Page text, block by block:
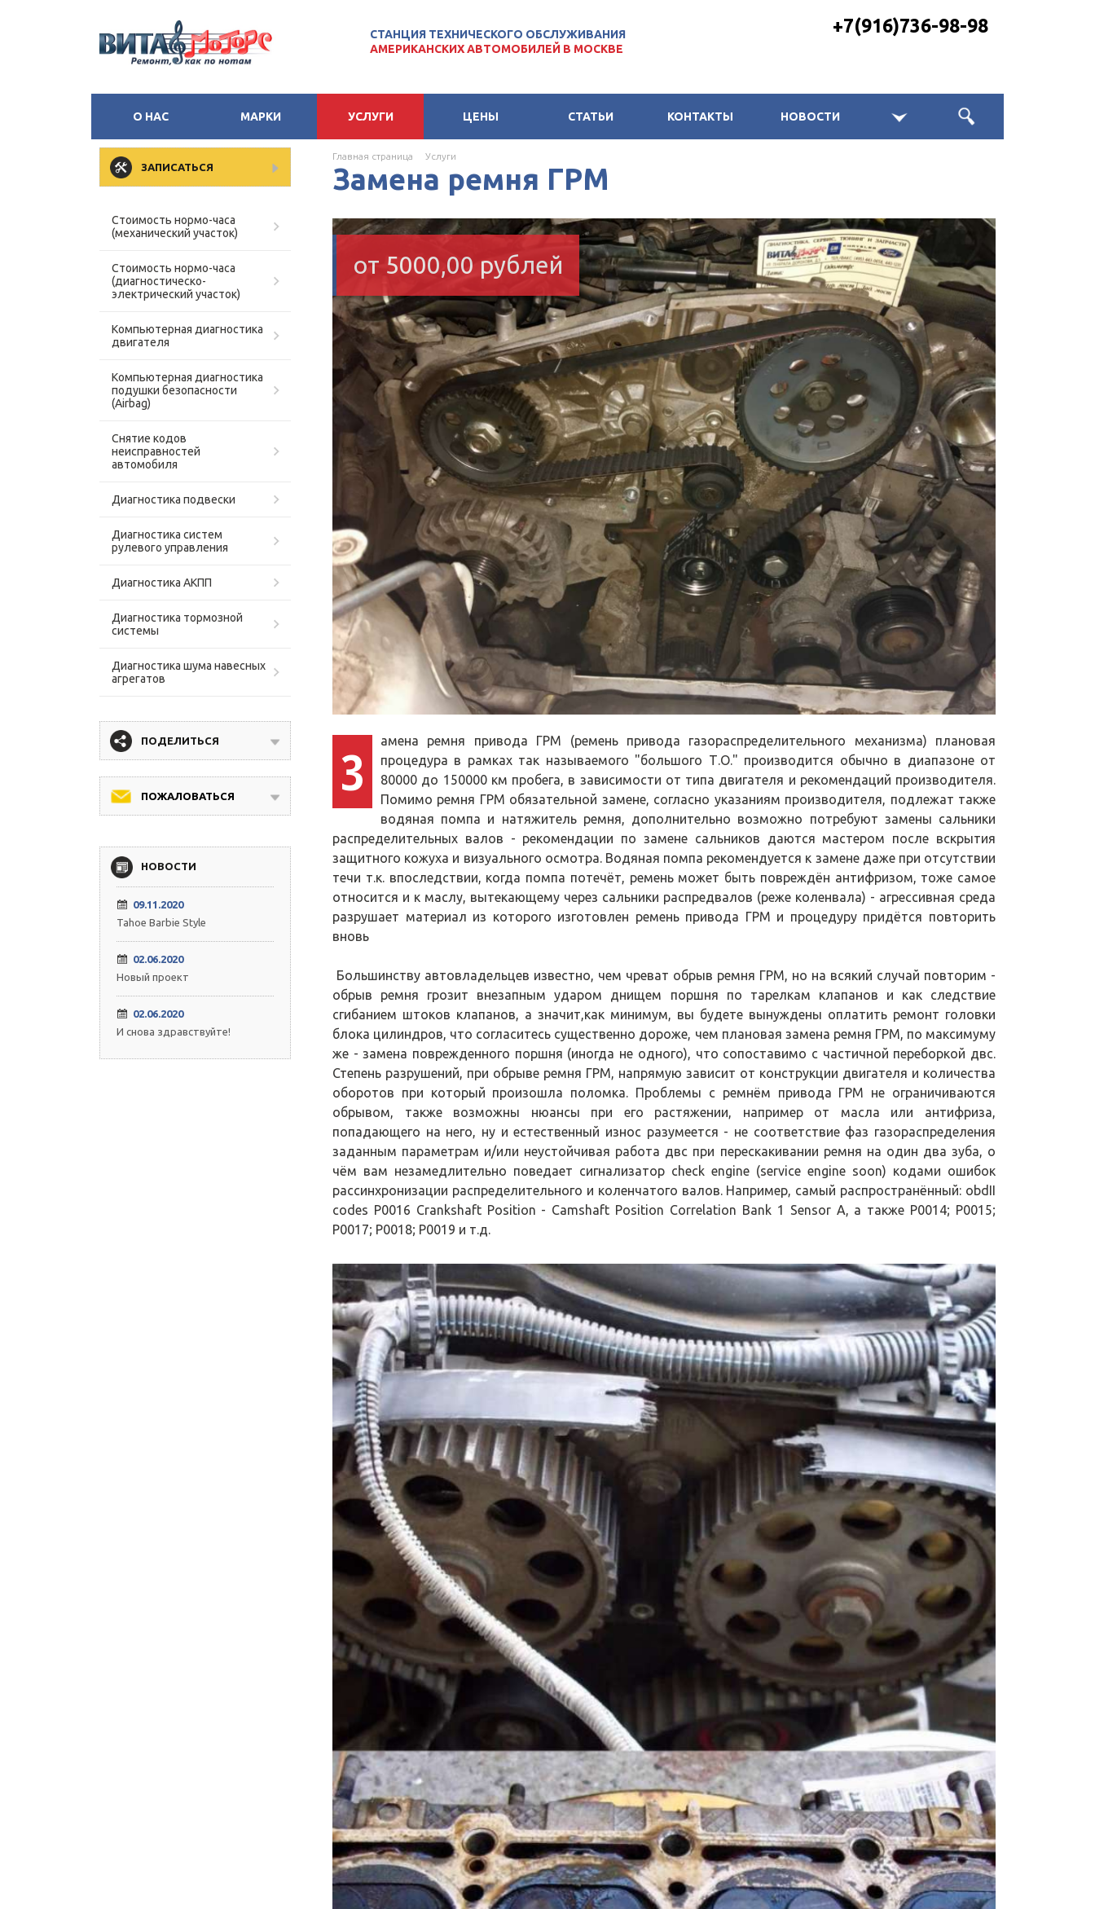
+7(916)736-98-98
СТАНЦИЯ ТЕХНИЧЕСКОГО ОБСЛУЖИВАНИЯ
АМЕРИКАНСКИХ АВТОМОБИЛЕЙ В МОСКВЕ
О НАС МАРКИ УСЛУГИ ЦЕНЫ СТАТЬИ КОНТАКТЫ НОВОСТИ
Главная страница Услуги
Замена ремня ГРМ
от 5000,00 рублей
З
амена ремня привода ГРМ (ремень привода газораспределительного механизма) плановая
процедура в рамках так называемого "большого Т.О." производится обычно в диапазоне от
80000 до 150000 км пробега, в зависимости от типа двигателя и рекомендаций производителя.
Помимо ремня ГРМ обязательной замене, согласно указаниям производителя, подлежат также
водяная помпа и натяжитель ремня, дополнительно возможно потребуют замены сальники
распределительных валов - рекомендации по замене сальников даются мастером после вскрытия
защитного кожуха и визуального осмотра. Водяная помпа рекомендуется к замене даже при отсутствии
течи т.к. впоследствии, когда помпа потечёт, ремень может быть повреждён антифризом, тоже самое
относится и к маслу, вытекающему через сальники распредвалов (реже коленвала) - агрессивная среда
разрушает материал из которого изготовлен ремень привода ГРМ и процедуру придётся повторить
вновь
Большинству автовладельцев известно, чем чреват обрыв ремня ГРМ, но на всякий случай повторим -
обрыв ремня грозит внезапным ударом днищем поршня по тарелкам клапанов и как следствие
сгибанием штоков клапанов, а значит,как минимум, вы будете вынуждены оплатить ремонт головки
блока цилиндров, что согласитесь существенно дороже, чем плановая замена ремня ГРМ, по максимуму
же - замена поврежденного поршня (иногда не одного), что сопоставимо с частичной переборкой двс.
Степень разрушений, при обрыве ремня ГРМ, напрямую зависит от конструкции двигателя и количества
оборотов при который произошла поломка. Проблемы с ремнём привода ГРМ не ограничиваются
обрывом, также возможны нюансы при его растяжении, например от масла или антифриза,
попадающего на него, ну и естественный износ разумеется - не соответствие фаз газораспределения
заданным параметрам и/или неустойчивая работа двс при перескакивании ремня на один два зуба, о
чём вам незамедлительно поведает сигнализатор check engine (service engine soon) кодами ошибок
рассинхронизации распределительного и коленчатого валов. Например, самый распространённый: obdII
codes P0016 Crankshaft Position - Camshaft Position Correlation Bank 1 Sensor A, а также P0014; P0015;
P0017; P0018; P0019 и т.д.
ЗАПИСАТЬСЯ
Стоимость нормо-часа
(механический участок)
Стоимость нормо-часа
(диагностическо-
электрический участок)
Компьютерная диагностика
двигателя
Компьютерная диагностика
подушки безопасности
(Airbag)
Снятие кодов
неисправностей
автомобиля
Диагностика подвески
Диагностика систем
рулевого управления
Диагностика АКПП
Диагностика тормозной
системы
Диагностика шума навесных
агрегатов
ПОДЕЛИТЬСЯ
ПОЖАЛОВАТЬСЯ
НОВОСТИ
09.11.2020
Tahoe Barbie Style
02.06.2020
Новый проект
02.06.2020
И снова здравствуйте!